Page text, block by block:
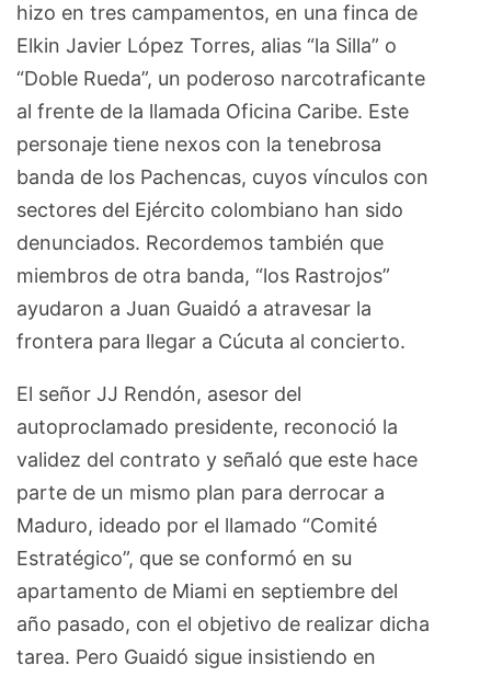
hizo en tres campamentos, en una finca de
Elkin Javier López Torres, alias “la Silla” o
“Doble Rueda”, un poderoso narcotraficante
al frente de la llamada Oficina Caribe. Este
personaje tiene nexos con la tenebrosa
banda de los Pachencas, cuyos vínculos con
sectores del Ejército colombiano han sido
denunciados. Recordemos también que
miembros de otra banda, “los Rastrojos”
ayudaron a Juan Guaidó a atravesar la
frontera para llegar a Cúcuta al concierto.
El señor JJ Rendón, asesor del
autoproclamado presidente, reconoció la
validez del contrato y señaló que este hace
parte de un mismo plan para derrocar a
Maduro, ideado por el llamado “Comité
Estratégico”, que se conformó en su
apartamento de Miami en septiembre del
año pasado, con el objetivo de realizar dicha
tarea. Pero Guaidó sigue insistiendo en